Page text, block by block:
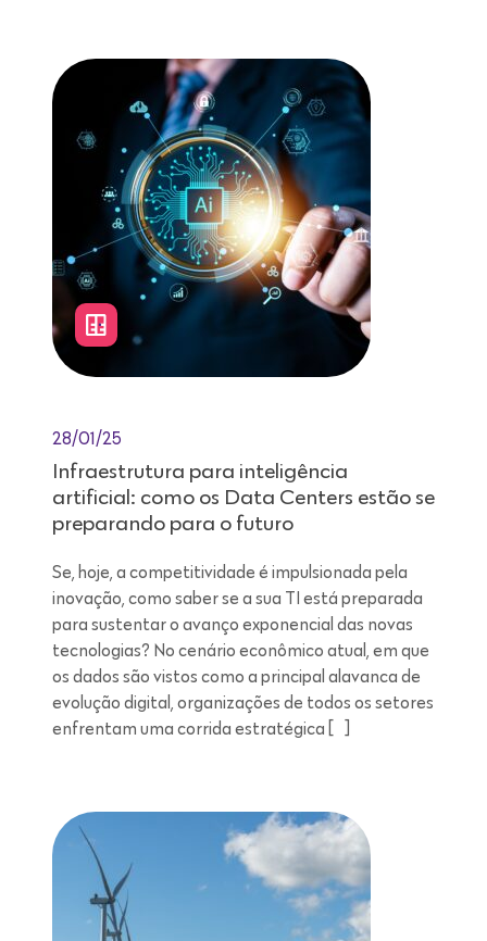
28/01/25
Infraestrutura para inteligência
artificial: como os Data Centers estão se
preparando para o futuro
Se, hoje, a competitividade é impulsionada pela
inovação, como saber se a sua TI está preparada
para sustentar o avanço exponencial das novas
tecnologias? No cenário econômico atual, em que
os dados são vistos como a principal alavanca de
evolução digital, organizações de todos os setores
enfrentam uma corrida estratégica […]